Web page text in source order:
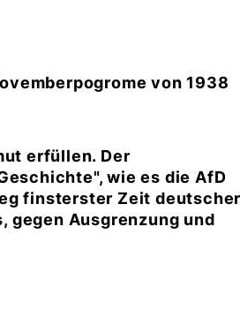
von 1938
erfüllen. Der
wie es die AfD
finsterster Zeit deutscher
gegen Ausgrenzung und